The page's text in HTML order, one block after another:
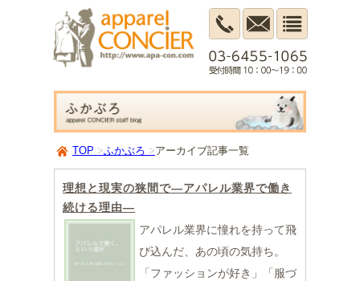
TOP ふかぶろ アーカイブ記事一覧
理想と現実の狭間で―アパレル業界で働き
続ける理由―
アパレル業界に憧れを持って飛
び込んだ、あの頃の気持ち。
「ファッションが好き」「服づ